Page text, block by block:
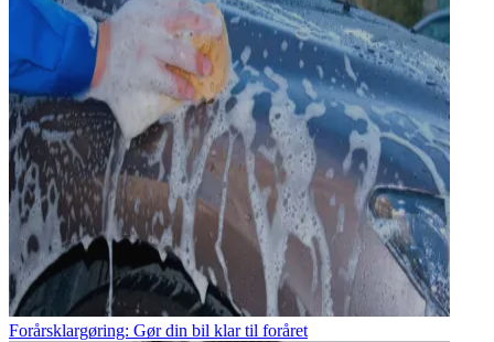
Forårsklargøring: Gør din bil klar til foråret